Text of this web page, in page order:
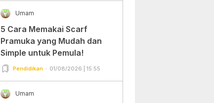
Umam
5 Cara Memakai Scarf
Pramuka yang Mudah dan
Simple untuk Pemula!
Pendidikan 01/08/2026 | 15:55
Umam